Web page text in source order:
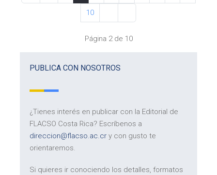
10
Página 2 de 10
PUBLICA CON NOSOTROS
¿Tienes interés en publicar con la Editorial de
FLACSO Costa Rica? Escríbenos a
direccion@flacso.ac.cr y con gusto te
orientaremos.
Si quieres ir conociendo los detalles, formatos